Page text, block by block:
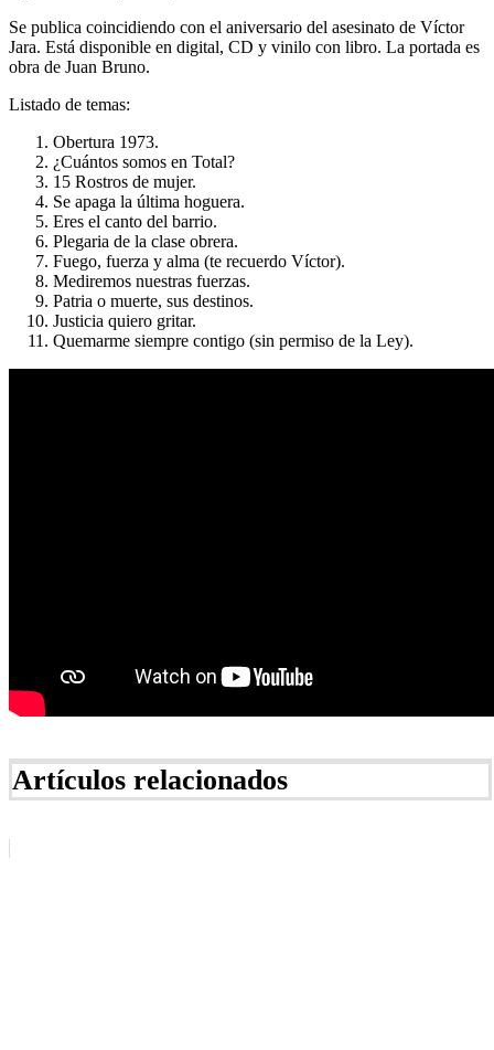
Se publica coincidiendo con el aniversario del asesinato de Víctor
Jara. Está disponible en digital, CD y vinilo con libro. La portada es
obra de Juan Bruno.
Listado de temas:
Obertura 1973.
¿Cuántos somos en Total?
15 Rostros de mujer.
Se apaga la última hoguera.
Eres el canto del barrio.
Plegaria de la clase obrera.
Fuego, fuerza y alma (te recuerdo Víctor).
Mediremos nuestras fuerzas.
Patria o muerte, sus destinos.
Justicia quiero gritar.
Quemarme siempre contigo (sin permiso de la Ley).
Artículos relacionados